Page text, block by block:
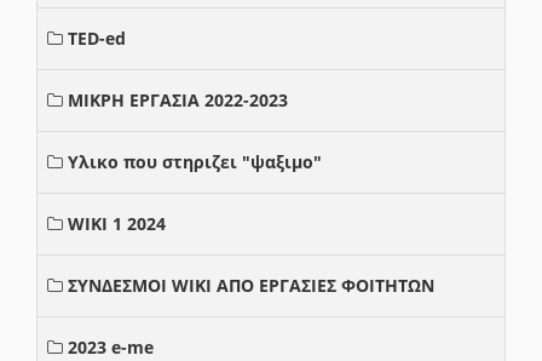
TED-ed
ΜΙΚΡΗ ΕΡΓΑΣΙΑ 2022-2023
Υλικο που στηριζει "ψαξιμο"
WIKI 1 2024
ΣΥΝΔΕΣΜΟΙ WIKI ΑΠΟ ΕΡΓΑΣΙΕΣ ΦΟΙΤΗΤΩΝ
2023 e-me